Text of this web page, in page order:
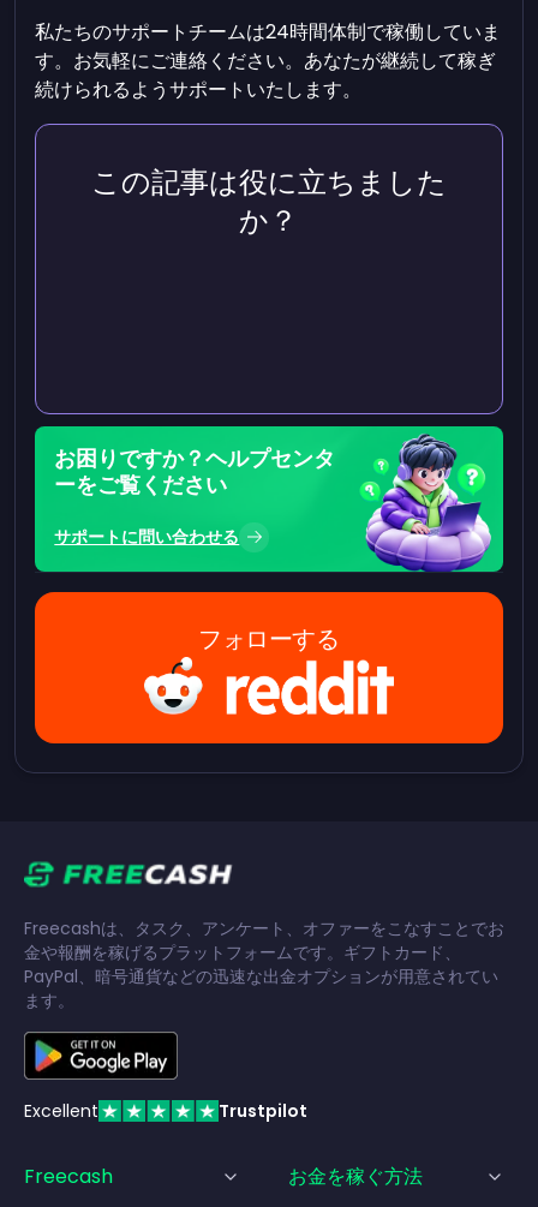
私たちのサポートチームは24時間体制で稼働していま
す。お気軽にご連絡ください。あなたが継続して稼ぎ
続けられるようサポートいたします。
この記事は役に立ちました
か？
お困りですか？ヘルプセンタ
ーをご覧ください
サポートに問い合わせる
フォローする
Freecashは、タスク、アンケート、オファーをこなすことでお
金や報酬を稼げるプラットフォームです。ギフトカード、
PayPal、暗号通貨などの迅速な出金オプションが用意されてい
ます。
Excellent Trustpilot
Freecash お金を稼ぐ方法